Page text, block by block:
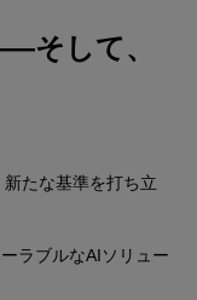
そして、
たな基準を打ち立
ラブルなAIソリュー